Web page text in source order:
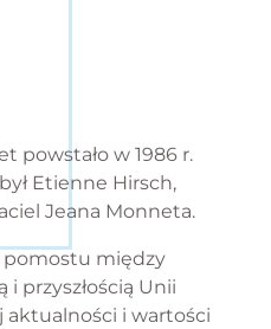
powstało w 1986 r.
Etienne Hirsch,
Jeana Monneta.
pomostu między
i przyszłością Unii
aktualności i wartości